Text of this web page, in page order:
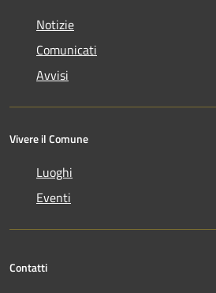
Notizie
Comunicati
Avvisi
Vivere il Comune
Luoghi
Eventi
Contatti